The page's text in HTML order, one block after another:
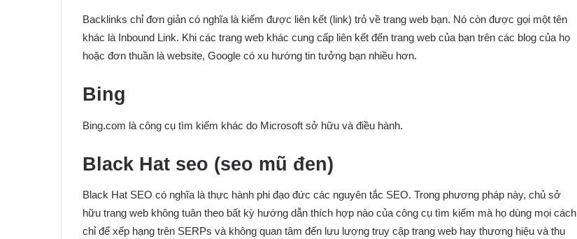
Backlinks chỉ đơn giản có nghĩa là kiếm được liên kết (link) trỏ về trang web bạn. Nó còn được gọi một tên
khác là Inbound Link. Khi các trang web khác cung cấp liên kết đến trang web của bạn trên các blog của họ
hoặc đơn thuần là website, Google có xu hướng tin tưởng bạn nhiều hơn.
Bing
Bing.com là công cụ tìm kiếm khác do Microsoft sở hữu và điều hành.
Black Hat seo (seo mũ đen)
Black Hat SEO có nghĩa là thực hành phi đạo đức các nguyên tắc SEO. Trong phương pháp này, chủ sở
hữu trang web không tuân theo bất kỳ hướng dẫn thích hợp nào của công cụ tìm kiếm mà họ dùng mọi cách
chỉ để xếp hạng trên SERPs và không quan tâm đến lưu lượng truy cập trang web hay thương hiệu và thu